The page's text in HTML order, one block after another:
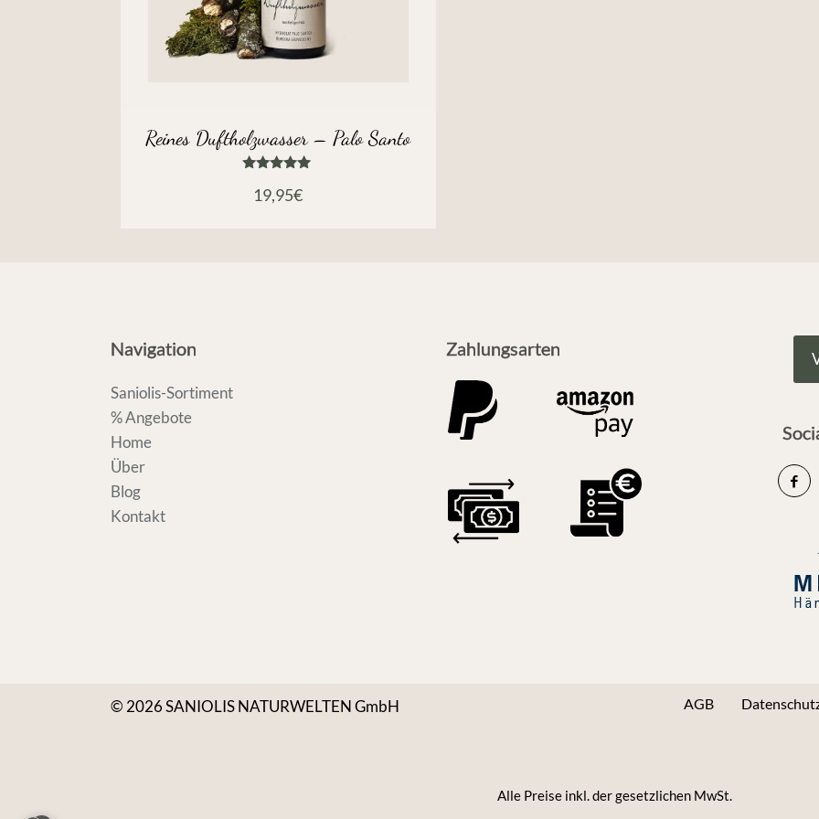
Reines Duftholzwasser – Palo Santo
mit
5.00
19,95€
Navigation
Saniolis-Sortiment
% Angebote
Home
Über
Blog
Kontakt
Zahlungsarten
© 2026 SANIOLIS NATURWELTEN GmbH AGB
Alle Preise inkl. der gesetzlichen MwSt.